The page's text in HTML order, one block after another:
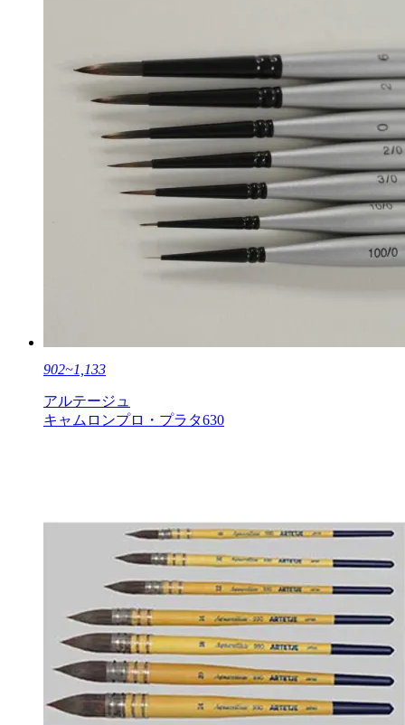
902~1,133
アルテージュ
キャムロンプロ・プラタ630